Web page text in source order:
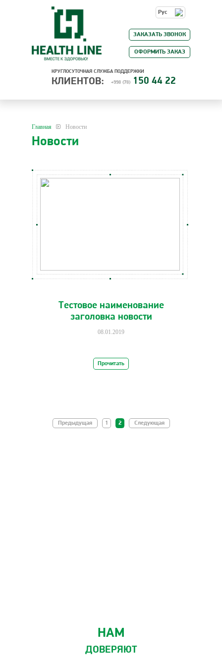
Рус
КРУГЛОСУТОЧНАЯ СЛУЖБА ПОДДЕРЖКИ
КЛИЕНТОВ: +998 (78) 150 44 22
ЗАКАЗАТЬ ЗВОНОК
ОФОРМИТЬ ЗАКАЗ
Главная Новости
Новости
Тестовое наименование
заголовка новости
08.01.2019
Прочитать
Предыдущая 1 2 Следующая
НАМ
ДОВЕРЯЮТ